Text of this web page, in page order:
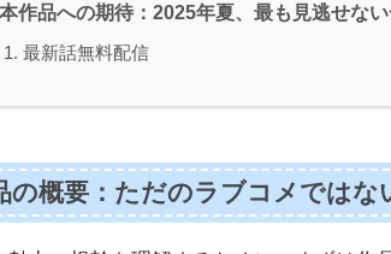
本作品への期待：2025年夏、最も見逃せな
最新話無料配信
の概要：ただのラブコメではな